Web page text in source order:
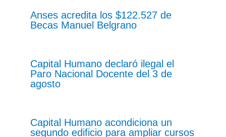
Anses acredita los $122.527 de
Becas Manuel Belgrano
Capital Humano declaró ilegal el
Paro Nacional Docente del 3 de
agosto
Capital Humano acondiciona un
segundo edificio para ampliar cursos